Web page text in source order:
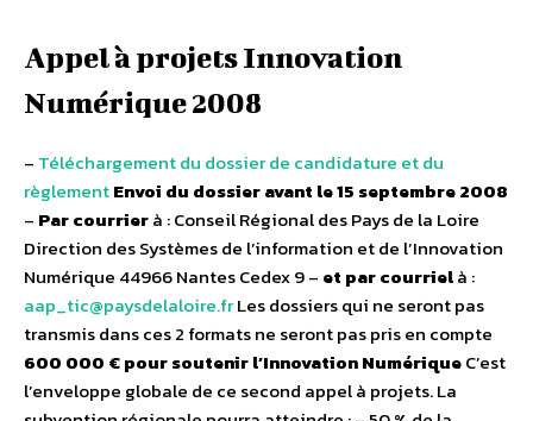
Appel à projets Innovation
Numérique 2008
– Téléchargement du dossier de candidature et du
règlementEnvoi du dossier avant le 15 septembre 2008
– Par courrierà : Conseil Régional des Pays de la Loire
Direction des Systèmes de l’information et de l’Innovation
Numérique 44966 Nantes Cedex 9 – et par courrielà :
aap_tic@paysdelaloire.frLes dossiers qui ne seront pas
transmis dans ces 2 formats ne seront pas pris en compte
600 000 € pour soutenir l’Innovation NumériqueC’est
l’enveloppe globale de ce second appel à projets. La